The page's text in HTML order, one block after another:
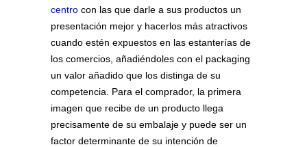
centro con las que darle a sus productos un
presentación mejor y hacerlos más atractivos
cuando estén expuestos en las estanterías de
los comercios, añadiéndoles con el packaging
un valor añadido que los distinga de su
competencia. Para el comprador, la primera
imagen que recibe de un producto llega
precisamente de su embalaje y puede ser un
factor determinante de su intención de